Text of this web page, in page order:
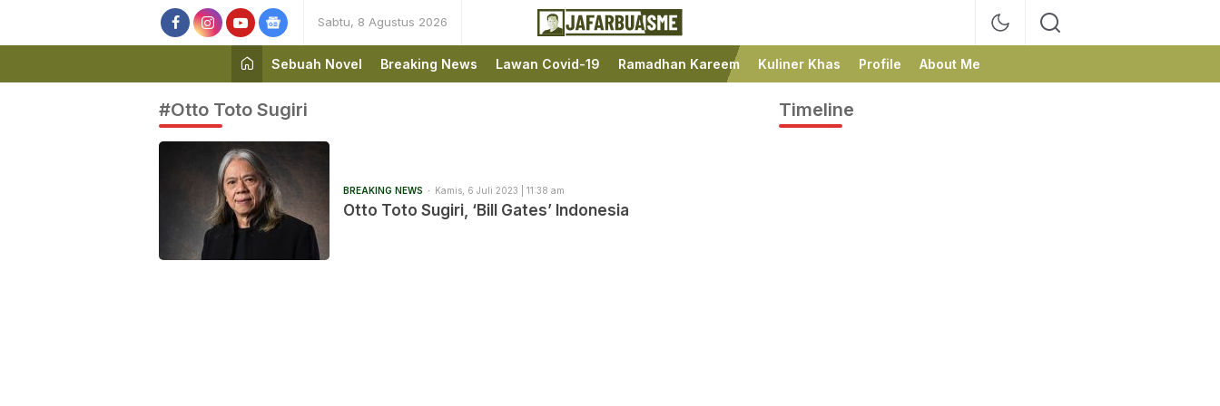
Sabtu, 8 Agustus 2026
JafarBua
Ini bukan Media Online,
Ini Jafarbuaisme.com
Sebuah Novel
Breaking News Lawan Covid-19 Ramadhan Kareem Kuliner Khas Profile About Me
#Otto Toto Sugiri
BREAKING NEWS Kamis, 6 Juli 2023 | 11:38 am
Otto Toto Sugiri, ‘Bill Gates’ Indonesia
Timeline